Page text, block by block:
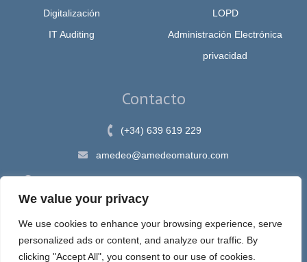
We value your privacy
We use cookies to enhance your browsing experience, serve
personalized ads or content, and analyze our traffic. By
clicking "Accept All", you consent to our use of cookies.
Digitalización
IT Auditing
LOPD
Administración Electrónica
privacidad
Contacto
(+34) 639 619 229
amedeo@amedeomaturo.com
Av. Rambla Méndez Núnez, 12, Alicante 03002, España
Aviso Legal|Política de Privacidad|Política de cookies